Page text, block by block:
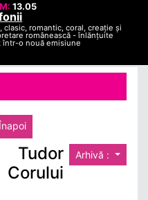
13.05
clasic, romantic, coral, creație și
românească - înlănțuite
într-o nouă emisiune
Arhivă :
Tudor